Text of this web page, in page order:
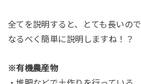
全てを説明すると、とても長いので
なるべく簡単に説明しますね！？
※有機農産物